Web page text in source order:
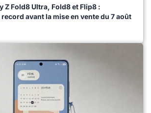
Z Fold8 Ultra, Fold8 et Flip8 :
avant la mise en vente du 7 août